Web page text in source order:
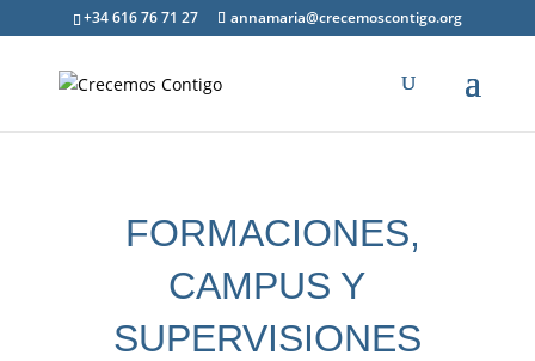
+34 616 76 71 27 annamaria@crecemoscontigo.org
FORMACIONES,
CAMPUS Y
SUPERVISIONES